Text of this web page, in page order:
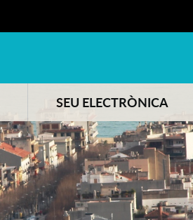
SEU ELECTRÒNICA